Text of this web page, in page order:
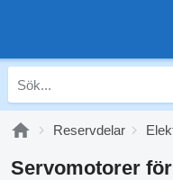
Reservdelar
Servomotorer